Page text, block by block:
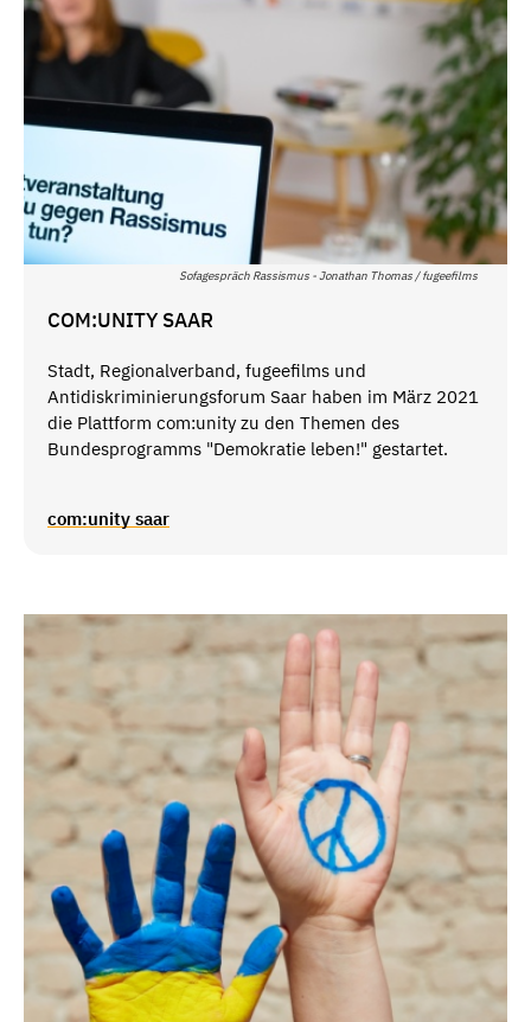
Sofagespräch Rassismus - Jonathan Thomas / fugeefilms
COM:UNITY SAAR
Stadt, Regionalverband, fugeefilms und
Antidiskriminierungsforum Saar haben im März 2021
die Plattform com:unity zu den Themen des
Bundesprogramms "Demokratie leben!" gestartet.
com:unity saar